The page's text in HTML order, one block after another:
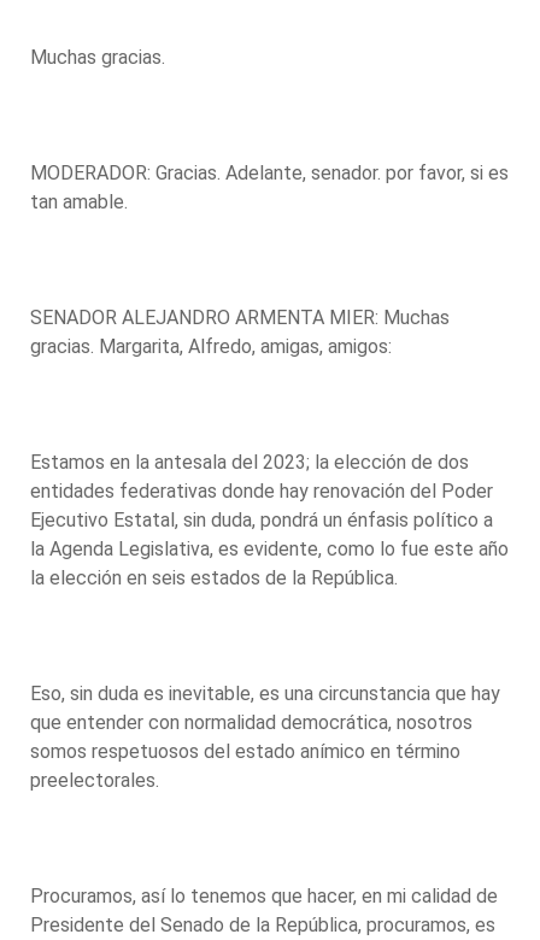
Muchas gracias.
MODERADOR: Gracias. Adelante, senador. por favor, si es
tan amable.
SENADOR ALEJANDRO ARMENTA MIER: Muchas
gracias. Margarita, Alfredo, amigas, amigos:
Estamos en la antesala del 2023; la elección de dos
entidades federativas donde hay renovación del Poder
Ejecutivo Estatal, sin duda, pondrá un énfasis político a
la Agenda Legislativa, es evidente, como lo fue este año
la elección en seis estados de la República.
Eso, sin duda es inevitable, es una circunstancia que hay
que entender con normalidad democrática, nosotros
somos respetuosos del estado anímico en término
preelectorales.
Procuramos, así lo tenemos que hacer, en mi calidad de
Presidente del Senado de la República, procuramos, es